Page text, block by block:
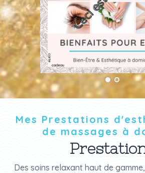
Mes Prestations
de massages à
Des soins relaxant haut de